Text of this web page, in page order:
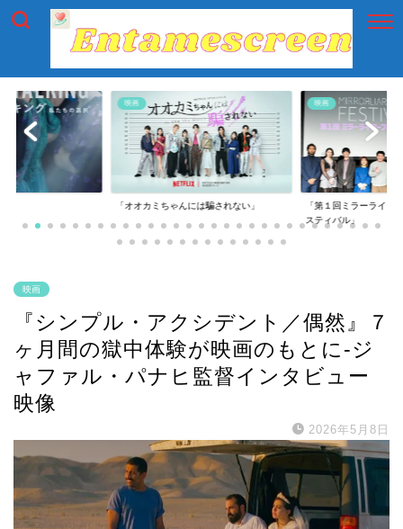
映画
「第１回ミラーライアーフィルムズ・フェ
映画
「第一回横浜国際映画
映画
『シンプル・アクシデント／偶然』７
ヶ月間の獄中体験が映画のもとに-ジ
ャファル・パナヒ監督インタビュー
映像
2026年5月8日